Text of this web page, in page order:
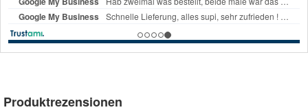
Produktrezensionen